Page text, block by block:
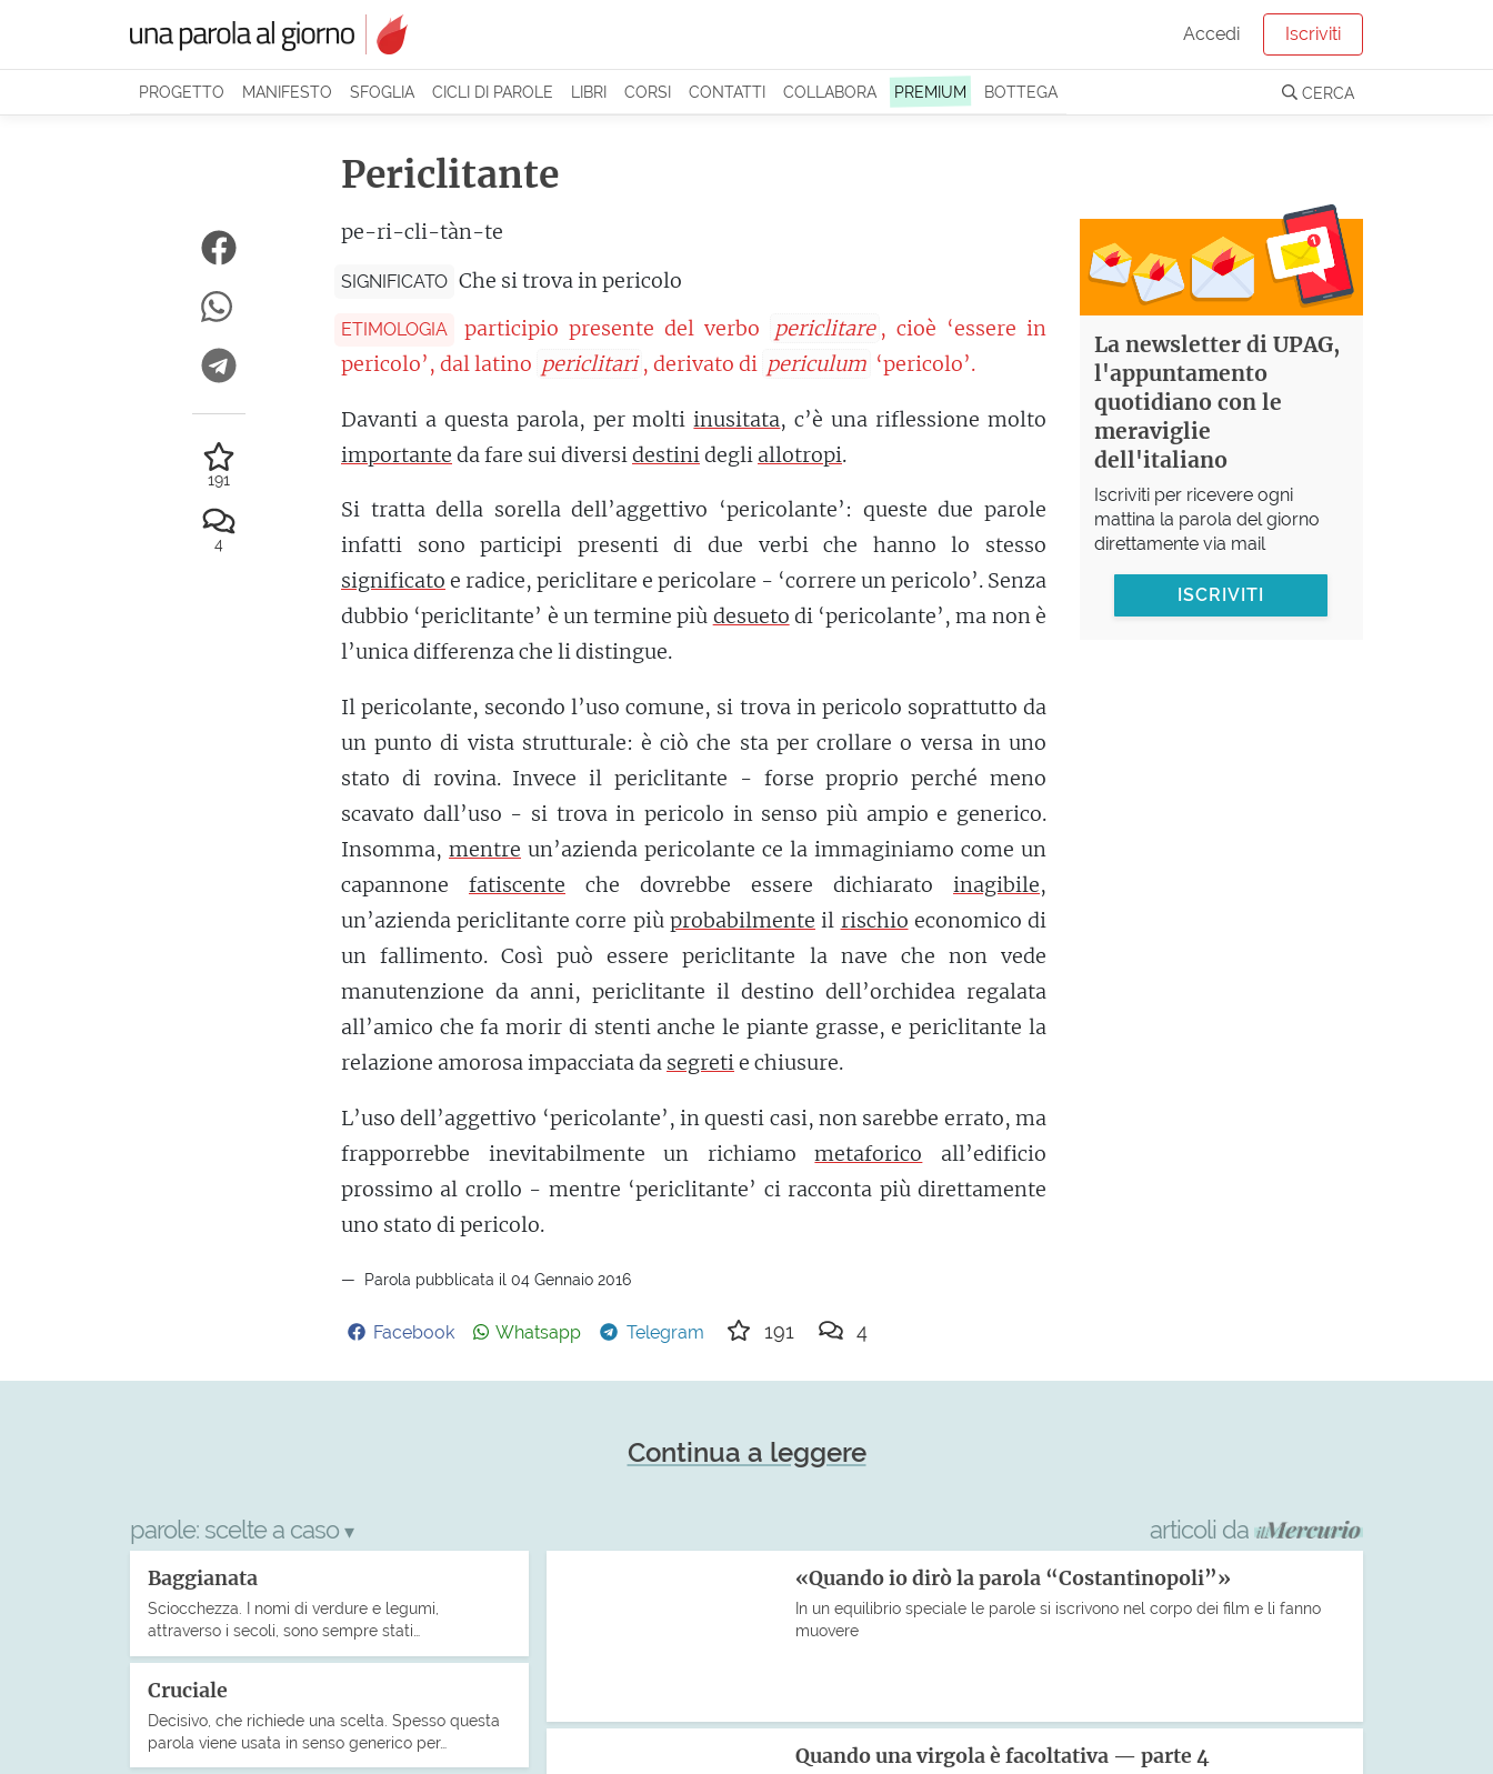
Accedi Iscriviti
PROGETTO MANIFESTO SFOGLIA CICLI DI PAROLE LIBRI CORSI CONTATTI COLLABORA PREMIUM BOTTEGA CERCA
Periclitante
pe-ri-cli-tàn-te
SIGNIFICATO Che si trova in pericolo
ETIMOLOGIA participio presente del verbo periclitare , cioè ‘essere in
pericolo’, dal latino periclitari , derivato di periculum ‘pericolo’.
Davanti a questa parola, per moltiinusitata, c’è una riflessione molto
importante da fare sui diversidestinidegli allotropi.
Si tratta della sorella dell’aggettivo ‘pericolante’: queste due parole
infatti sono participi presenti di due verbi che hanno lo stesso
significato e radice, periclitare e pericolare - ‘correre un pericolo’. Senza
dubbio ‘periclitante’ è un termine più desueto di ‘pericolante’, ma non è
l’unica differenza che li distingue.
Il pericolante, secondo l’uso comune, si trova in pericolo soprattutto da
un punto di vista strutturale: è ciò che sta per crollare o versa in uno
stato di rovina. Invece il periclitante - forse proprio perché meno
scavato dall’uso - si trova in pericolo in senso più ampio e generico.
Insomma, mentre un’azienda pericolante ce la immaginiamo come un
capannone fatiscente che dovrebbe essere dichiarato inagibile,
un’azienda periclitante corre più probabilmente il rischio economico di
un fallimento. Così può essere periclitante la nave che non vede
manutenzione da anni, periclitante il destino dell’orchidea regalata
all’amico che fa morir di stenti anche le piante grasse, e periclitante la
relazione amorosa impacciata da segretie chiusure.
L’uso dell’aggettivo ‘pericolante’, in questi casi, non sarebbe errato, ma
frapporrebbe inevitabilmente un richiamometaforico all’edificio
prossimo al crollo - mentre ‘periclitante’ ci racconta più direttamente
uno stato di pericolo.
Parola pubblicata il 04 Gennaio 2016
Facebook Whatsapp Telegram 191 4
191
4
La newsletter di UPAG,
l'appuntamento
quotidiano con le
meraviglie
dell'italiano
Iscriviti per ricevere ogni
mattina la parola del giorno
direttamente via mail
ISCRIVITI
Continua a leggere
parole: scelte a caso ▾
Baggianata
Sciocchezza. I nomi di verdure e legumi,
attraverso i secoli, sono sempre stati…
Cruciale
Decisivo, che richiede una scelta. Spesso questa
parola viene usata in senso generico per…
articoli da
«Quando io dirò la parola “Costantinopoli”»
In un equilibrio speciale le parole si iscrivono nel corpo dei film e li fanno
muovere
Quando una virgola è facoltativa — parte 4